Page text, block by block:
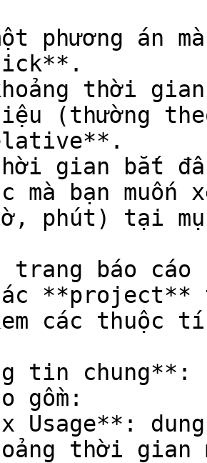
phương án
thời gian
(thường
gian bắt
mà bạn muốn
phút) tại
trang báo
**project**
các thuộc
tin chung**:
gồm:
thời gian